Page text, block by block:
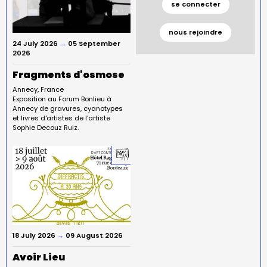
24 July 2026 → 05 September
2026
Fragments d'osmose
Annecy France
Exposition au Forum Bonlieu à
Annecy de gravures, cyanotypes
et livres d'artistes de l'artiste
Sophie Decouz Ruiz.
se connecter
nous rejoindre
18 July 2026 → 09 August 2026
Avoir Lieu